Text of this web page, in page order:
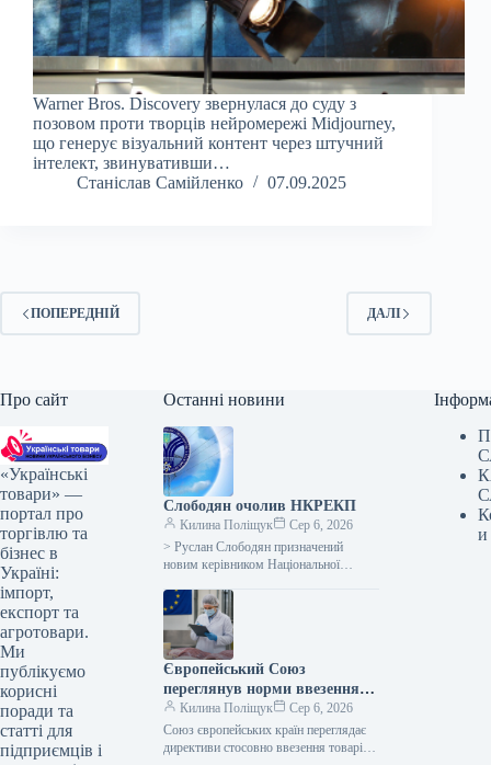
Warner Bros. Discovery звернулася до суду з
позовом проти творців нейромережі Midjourney,
що генерує візуальний контент через штучний
інтелект, звинувативши…
Станіслав Самійленко
07.09.2025
ПОПЕРЕДНІЙ ДАЛІ
Про сайт
«Українські
товари» —
портал про
торгівлю та
бізнес в
Україні:
імпорт,
експорт та
агротовари.
Ми
публікуємо
корисні
поради та
статті для
підприємців і
Останні новини
Слободян очолив НКРЕКП
Килина Поліщук
Сер 6, 2026
> Руслан Слободян призначений
новим керівником Національної
регулюванням у сферах енергетики та
комунальних послуг (НКРЕКП). Це…
Європейський Союз
переглянув норми ввезення
товарів тваринного
походження.
Килина Поліщук
Сер 6, 2026
Союз європейських країн переглядає
директиви стосовно ввезення товарів
и